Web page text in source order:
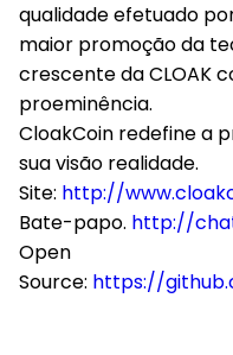
qualidade efetuado
maior promoção da
crescente da CLOAK
proeminência.
CloakCoin redefine a
sua visão realidade.
Site: http://
Bate-papo. http://
Open
Source: https://